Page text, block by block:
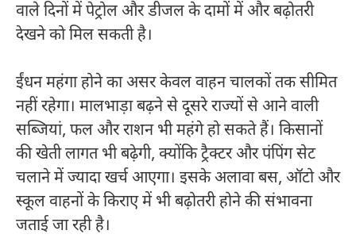
वाले दिनों में पेट्रोल और डीजल के दामों में और बढ़ोतरी
देखने को मिल सकती है।
ईंधन महंगा होने का असर केवल वाहन चालकों तक सीमित
नहीं रहेगा। मालभाड़ा बढ़ने से दूसरे राज्यों से आने वाली
सब्जियां, फल और राशन भी महंगे हो सकते हैं। किसानों
की खेती लागत भी बढ़ेगी, क्योंकि ट्रैक्टर और पंपिंग सेट
चलाने में ज्यादा खर्च आएगा। इसके अलावा बस, ऑटो और
स्कूल वाहनों के किराए में भी बढ़ोतरी होने की संभावना
जताई जा रही है।